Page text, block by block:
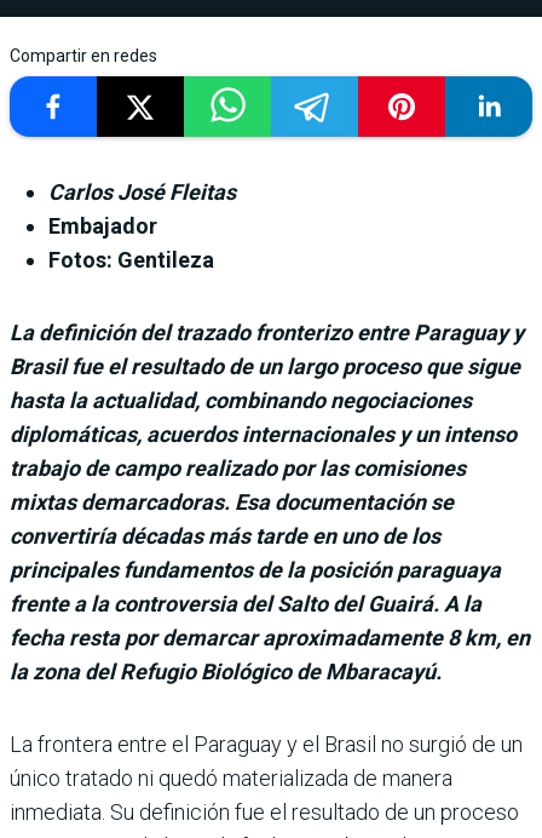
Compartir en redes
Carlos José Fleitas
Embajador
Fotos: Gentileza
La definición del trazado fronterizo entre Paraguay y
Brasil fue el resultado de un largo proceso que sigue
hasta la actualidad, combinando negociaciones
diplomáticas, acuerdos internacionales y un intenso
trabajo de campo realizado por las comisiones
mixtas demarcadoras. Esa documentación se
convertiría décadas más tarde en uno de los
principales fundamentos de la posición paraguaya
frente a la controversia del Salto del Guairá. A la
fecha resta por demarcar aproximadamente 8 km, en
la zona del Refugio Biológico de Mbaracayú.
La frontera entre el Paraguay y el Brasil no surgió de un
único tratado ni quedó materializada de manera
inmediata. Su definición fue el resultado de un proceso